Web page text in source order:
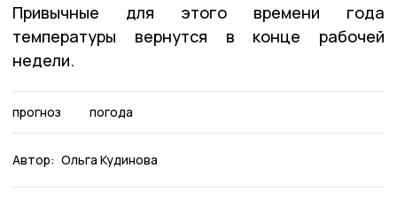
Привычные для этого времени года
температуры вернутся в конце рабочей
недели.
прогноз погода
Автор: Ольга Кудинова